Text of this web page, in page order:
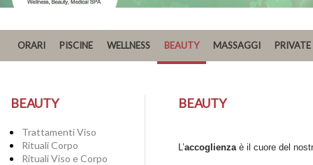
ORARI PISCINE WELLNESS BEAUTY MASSAGGI PRIVATE
BEAUTY
Trattamenti Viso
Rituali Corpo
Rituali Viso e Corpo
BEAUTY
L’accoglienzaè il cuore del